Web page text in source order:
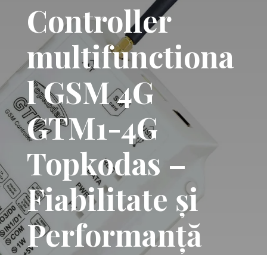
Controller
multifunctiona
l GSM 4G
GTM1-4G
Topkodas –
Fiabilitate și
Performanță